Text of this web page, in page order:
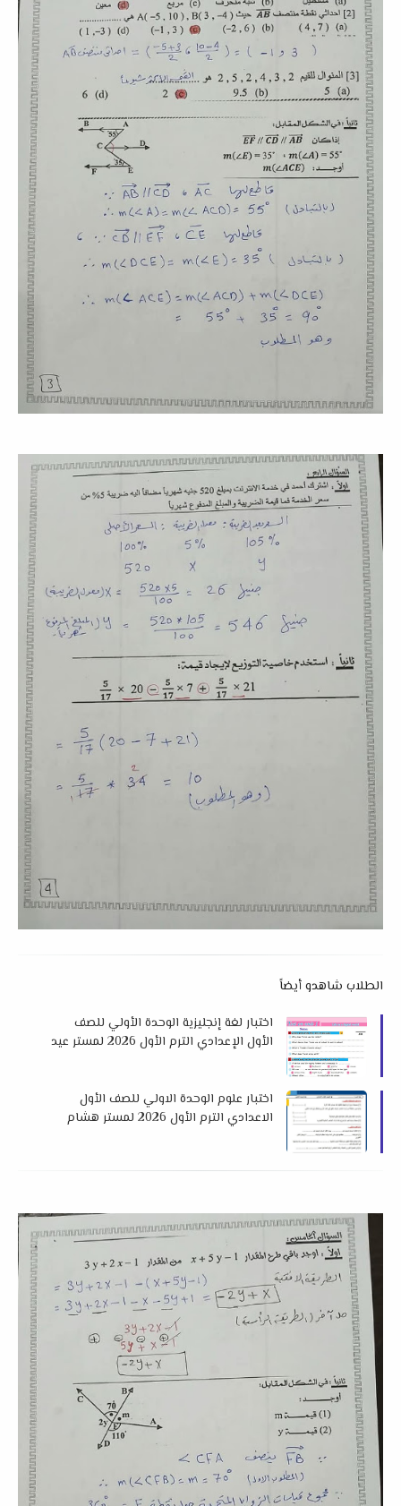
الطلاب شاهدو أيضاً
اختبار لغة إنجليزية الوحدة الأولي للصف
الأول الإعدادي الترم الأول 2026 لمستر عيد
اختبار علوم الوحدة الاولي للصف الأول
الاعدادي الترم الأول 2026 لمستر هشام